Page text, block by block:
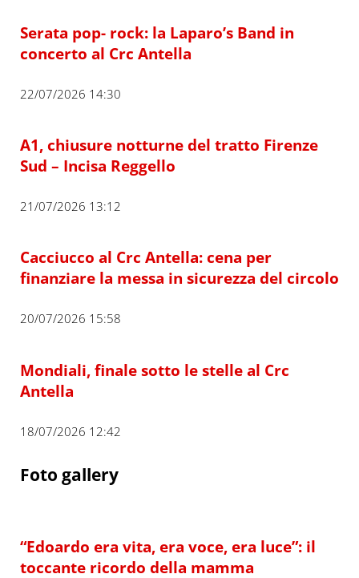
Serata pop- rock: la Laparo’s Band in
concerto al Crc Antella
22/07/2026 14:30
A1, chiusure notturne del tratto Firenze
Sud – Incisa Reggello
21/07/2026 13:12
Cacciucco al Crc Antella: cena per
finanziare la messa in sicurezza del circolo
20/07/2026 15:58
Mondiali, finale sotto le stelle al Crc
Antella
18/07/2026 12:42
Foto gallery
“Edoardo era vita, era voce, era luce”: il
toccante ricordo della mamma